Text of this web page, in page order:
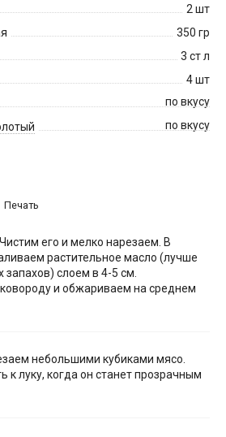
2 шт
350 гр
3 ст л
4шт
по вкусу
по вкусу
Печать
его и мелко нарезаем. В
растительное масло (лучше
запахов) слоем в 4-5 см.
и обжариваем на среднем
небольшими кубиками мясо.
к луку, когда он станет прозрачным